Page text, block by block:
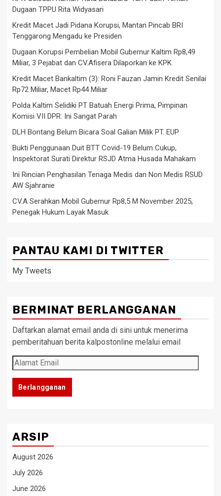
Dugaan TPPU Rita Widyasari
Kredit Macet Jadi Pidana Korupsi, Mantan Pincab BRI
Tenggarong Mengadu ke Presiden
Dugaan Korupsi Pembelian Mobil Gubernur Kaltim Rp8,49
Miliar, 3 Pejabat dan CV.Afisera Dilaporkan ke KPK
Kredit Macet Bankaltim (3): Roni Fauzan Jamin Kredit Senilai
Rp72 Miliar, Macet Rp44 Miliar
Polda Kaltim Selidiki PT Batuah Energi Prima, Pimpinan
Komisi VII DPR: Ini Sangat Parah
DLH Bontang Belum Bicara Soal Galian Milik PT. EUP
Bukti Penggunaan Duit BTT Covid-19 Belum Cukup,
Inspektorat Surati Direktur RSJD Atma Husada Mahakam
Ini Rincian Penghasilan Tenaga Medis dan Non Medis RSUD
AW Sjahranie
CV.A Serahkan Mobil Gubernur Rp8,5 M November 2025,
Penegak Hukum Layak Masuk
PANTAU KAMI DI TWITTER
My Tweets
BERMINAT BERLANGGANAN
Daftarkan alamat email anda di sini untuk menerima
pemberitahuan berita kalpostonline melalui email
Alamat
Email
Berlangganan
ARSIP
August 2026
July 2026
June 2026